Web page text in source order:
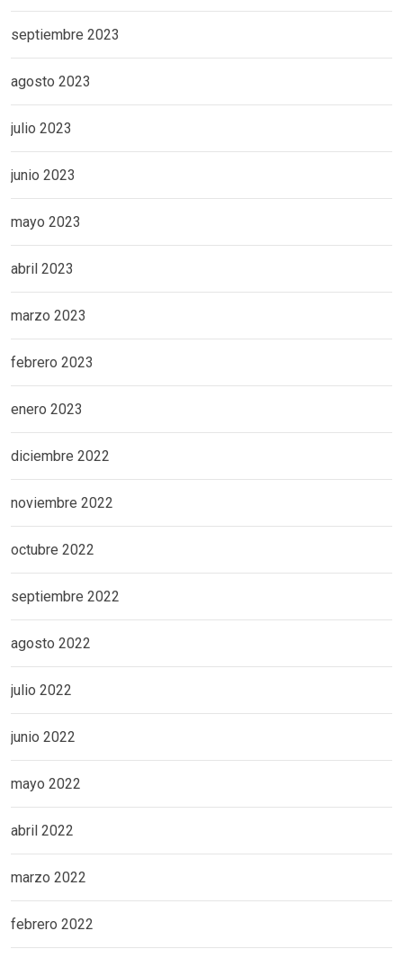
septiembre 2023
agosto 2023
julio 2023
junio 2023
mayo 2023
abril 2023
marzo 2023
febrero 2023
enero 2023
diciembre 2022
noviembre 2022
octubre 2022
septiembre 2022
agosto 2022
julio 2022
junio 2022
mayo 2022
abril 2022
marzo 2022
febrero 2022